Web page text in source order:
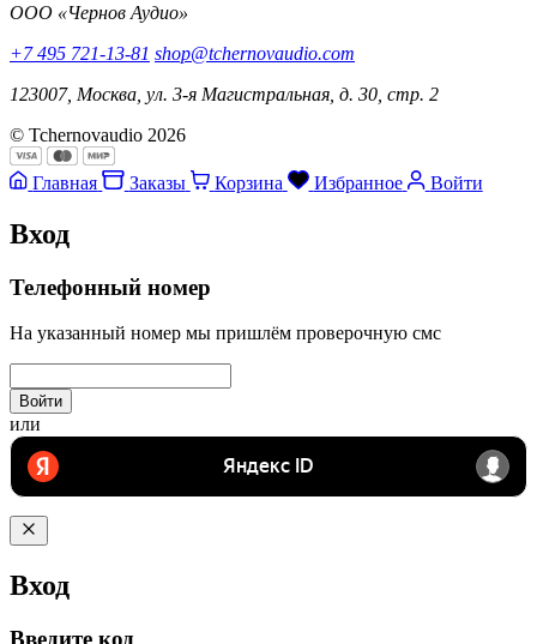
ООО «Чернов Аудио»
+7 495 721-13-81 shop@tchernovaudio.com
123007, Москва, ул. 3-я Магистральная, д. 30, стр. 2
© Tchernovaudio 2026
Главная Заказы Корзина Избранное Войти
Вход
Телефонный номер
На указанный номер мы пришлём проверочную смс
Войти
или
Вход
Введите код